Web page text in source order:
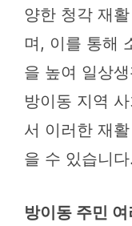
양한 청각 재
며, 이를 통해
을 높여 일상
방이동 지역
서 이러한 재
을 수 있습니다.
방이동 주민